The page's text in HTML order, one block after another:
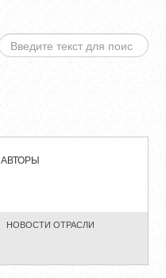
НОВОСТИ ОТРАСЛИ